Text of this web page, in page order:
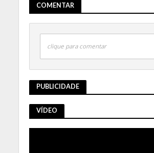
COMENTAR
clique para comentar
PUBLICIDADE
VÍDEO